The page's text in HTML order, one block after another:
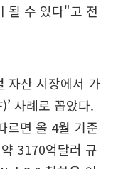
될 수 있다"고 전
자산 시장에서 가
사례로 꼽았다.
르면 올 4월 기준
3170억달러 규